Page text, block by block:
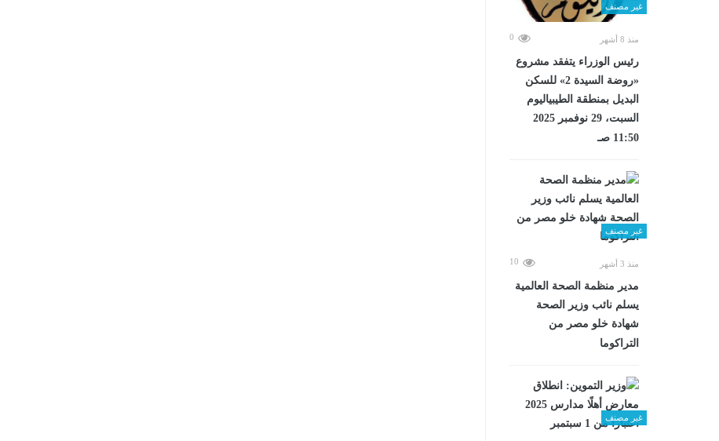
غير مصنف
منذ 8 أشهر 0
رئيس الوزراء يتفقد مشروع
«روضة السيدة 2» للسكن
البديل بمنطقة الطيبياليوم
السبت، 29 نوفمبر 2025
11:50 صـ
غير مصنف
منذ 3 أشهر 10
مدير منظمة الصحة العالمية
يسلم نائب وزير الصحة
شهادة خلو مصر من
التراكوما
غير مصنف